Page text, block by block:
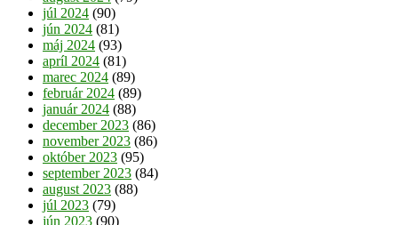
júl 2024 (90)
jún 2024 (81)
máj 2024 (93)
apríl 2024 (81)
marec 2024 (89)
február 2024 (89)
január 2024 (88)
december 2023 (86)
november 2023 (86)
október 2023 (95)
september 2023 (84)
august 2023 (88)
júl 2023 (79)
jún 2023 (90)